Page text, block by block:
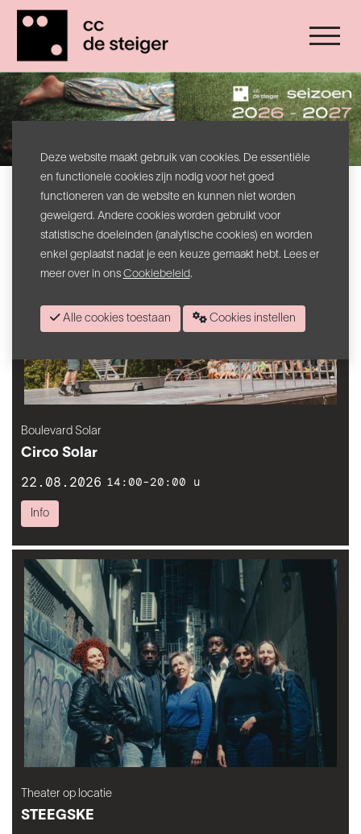
Boulevard Solar
Circo Solar
22.08.2026 14:00-20:00 u
Info
Theater op locatie
STEEGSKE
Deze website maakt gebruik van cookies. De essentiële
en functionele cookies zijn nodig voor het goed
functioneren van de website en kunnen niet worden
geweigerd. Andere cookies worden gebruikt voor
statistische doeleinden (analytische cookies) en worden
enkel geplaatst nadat je een keuze gemaakt hebt. Lees er
meer over in ons Cookiebeleid.
Alle cookies toestaan Cookies instellen